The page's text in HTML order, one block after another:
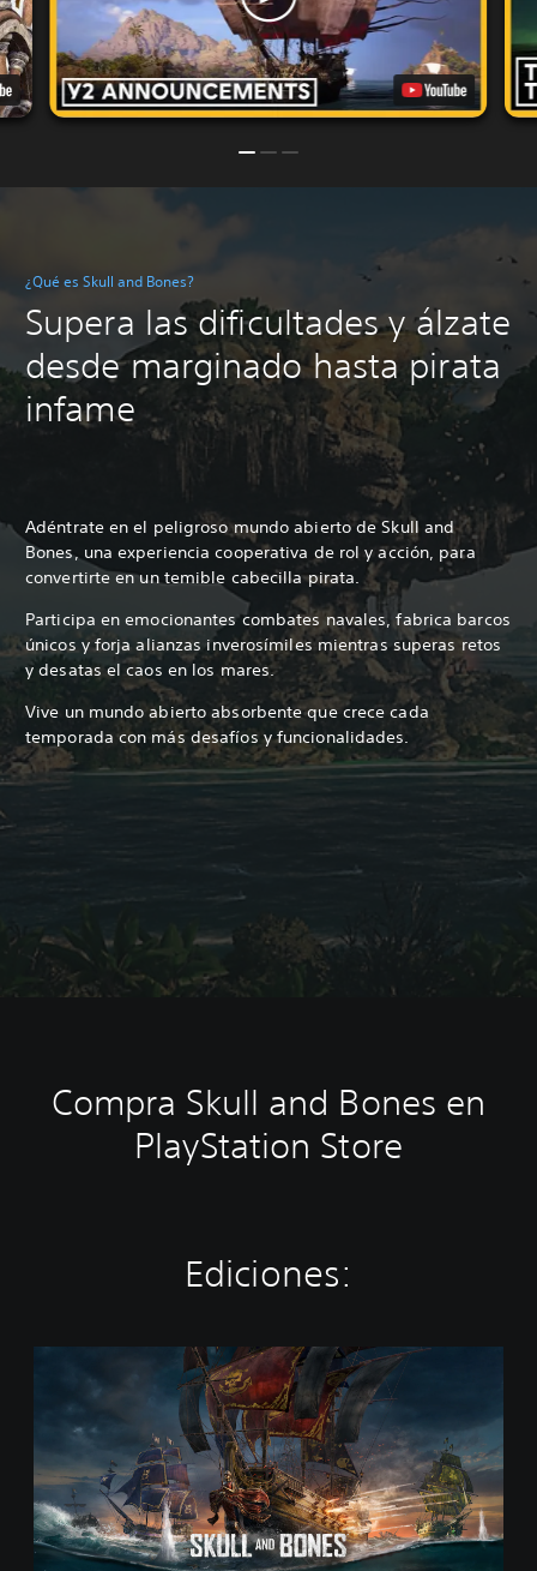
¿Qué es Skull and Bones?
Supera las dificultades y álzate
desde marginado hasta pirata
infame
Adéntrate en el peligroso mundo abierto de Skull and
Bones, una experiencia cooperativa de rol y acción, para
convertirte en un temible cabecilla pirata.
Participa en emocionantes combates navales, fabrica barcos
únicos y forja alianzas inverosímiles mientras superas retos
y desatas el caos en los mares.
Vive un mundo abierto absorbente que crece cada
temporada con más desafíos y funcionalidades.
Compra Skull and Bones en
PlayStation Store
Ediciones:
a
d
B